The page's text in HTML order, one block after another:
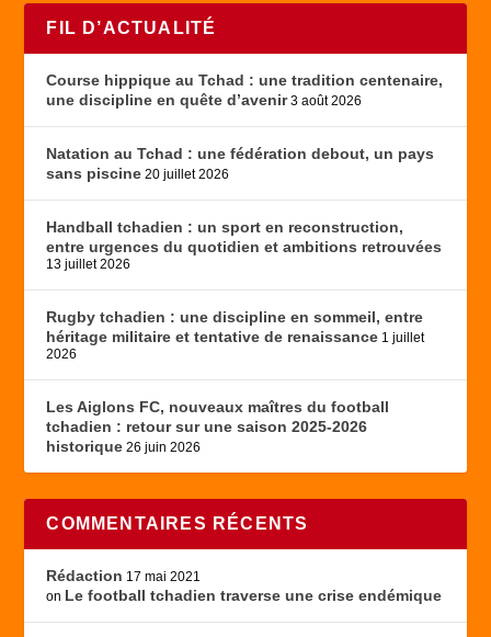
FIL D’ACTUALITÉ
Course hippique au Tchad : une tradition centenaire,
une discipline en quête d’avenir 3 août 2026
Natation au Tchad : une fédération debout, un pays
sans piscine 20 juillet 2026
Handball tchadien : un sport en reconstruction,
entre urgences du quotidien et ambitions retrouvées
13 juillet 2026
Rugby tchadien : une discipline en sommeil, entre
héritage militaire et tentative de renaissance 1 juillet
2026
Les Aiglons FC, nouveaux maîtres du football
tchadien : retour sur une saison 2025-2026
historique 26 juin 2026
COMMENTAIRES RÉCENTS
Rédaction 17 mai 2021
on Le football tchadien traverse une crise endémique